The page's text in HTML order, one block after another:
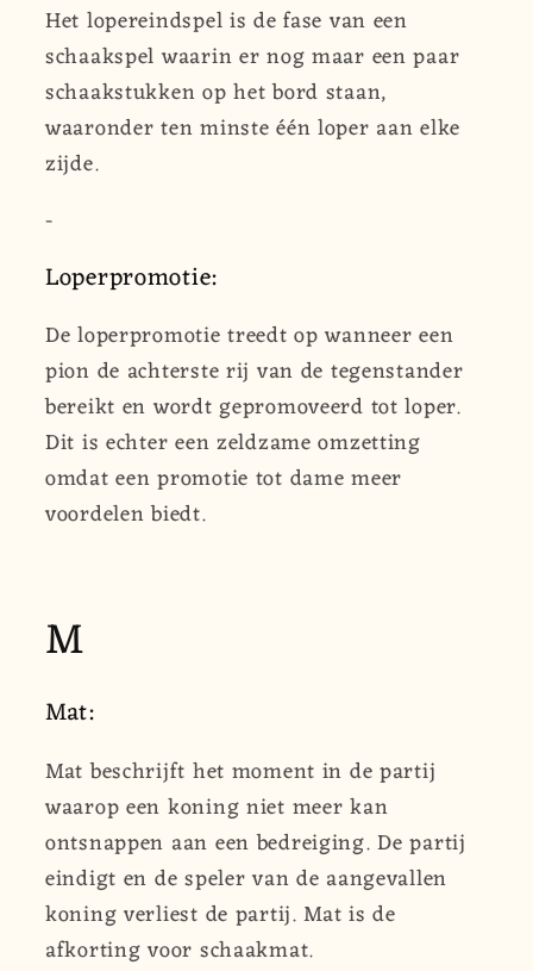
Het lopereindspel is de fase van een
schaakspel waarin er nog maar een paar
schaakstukken op het bord staan,
waaronder ten minste één loper aan elke
zijde.
-
Loperpromotie:
De loperpromotie treedt op wanneer een
pion de achterste rij van de tegenstander
bereikt en wordt gepromoveerd tot loper.
Dit is echter een zeldzame omzetting
omdat een promotie tot dame meer
voordelen biedt.
M
Mat:
Mat beschrijft het moment in de partij
waarop een koning niet meer kan
ontsnappen aan een bedreiging. De partij
eindigt en de speler van de aangevallen
koning verliest de partij. Mat is de
afkorting voor schaakmat.